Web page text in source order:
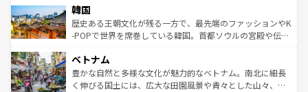
はコンテンツ一覧
いる。アクティビティも充実しており、サーフィンやダイ
ビング、ハイキングなど、アウトドア好きにはたまらな
い。オーストラリアの多彩な魅力を存分に味わいつくそ
参照してほしい。
ン）、静ひつな山岳地帯である台湾東部など、都市の喧騒
と山間の静けさが共存しており、訪れる人に新しい発見と
驚きをもたらしてくれる。また、奥深い台湾の食文化も魅
容にもいいと評判のスイーツなど、バラエティ豊かな料理
が味わえる。 なお、新着の台湾情報は コンテンツ一覧を参
照してほしい。
韓国
歴史ある王朝文化が残る一方で、最先端のファッションやK
-POPで世界を席巻している韓国。首都ソウルの宮殿や伝統
き、地方に足を延ばせば四季折々の自然美を楽しむことが
できる。そして、キムチや焼肉、絶品のストリートフード
まで、さまざまな韓国料理が待っている。夜には、韓国な
ベトナム
豊かな自然と多様な文化が魅力的なベトナム。南北に細長
く伸びる国土には、広大な田園風景や青々とした山々、世